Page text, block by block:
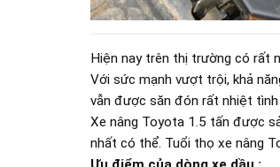
Hiện nay trên thị trường có rất
Với sức mạnh vượt trội, khả
vẫn được săn đón rất nhiệt tình
Xe nâng Toyota 1.5 tấn được
nhất có thể. Tuổi thọ xe nâng